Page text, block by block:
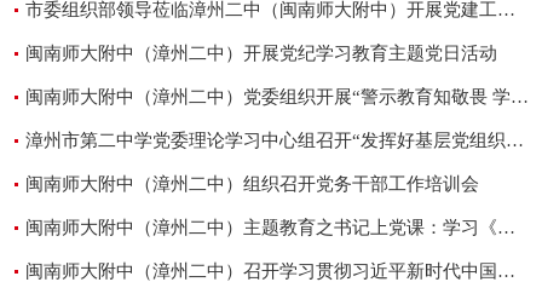
市委组织部领导莅临漳州二中（闽南师大附中）开展党建工作专题调研
闽南师大附中（漳州二中）开展党纪学习教育主题党日活动
闽南师大附中（漳州二中）党委组织开展“警示教育知敬畏 学纪明纪守初心”主题党日活动
漳州市第二中学党委理论学习中心组召开“发挥好基层党组织战斗堡垒作用”集体学习会
闽南师大附中（漳州二中）组织召开党务干部工作培训会
闽南师大附中（漳州二中）主题教育之书记上党课：学习《习近平关于教育的重要论述》
闽南师大附中（漳州二中）召开学习贯彻习近平新时代中国特色社会主义思想主题教育动员部署会